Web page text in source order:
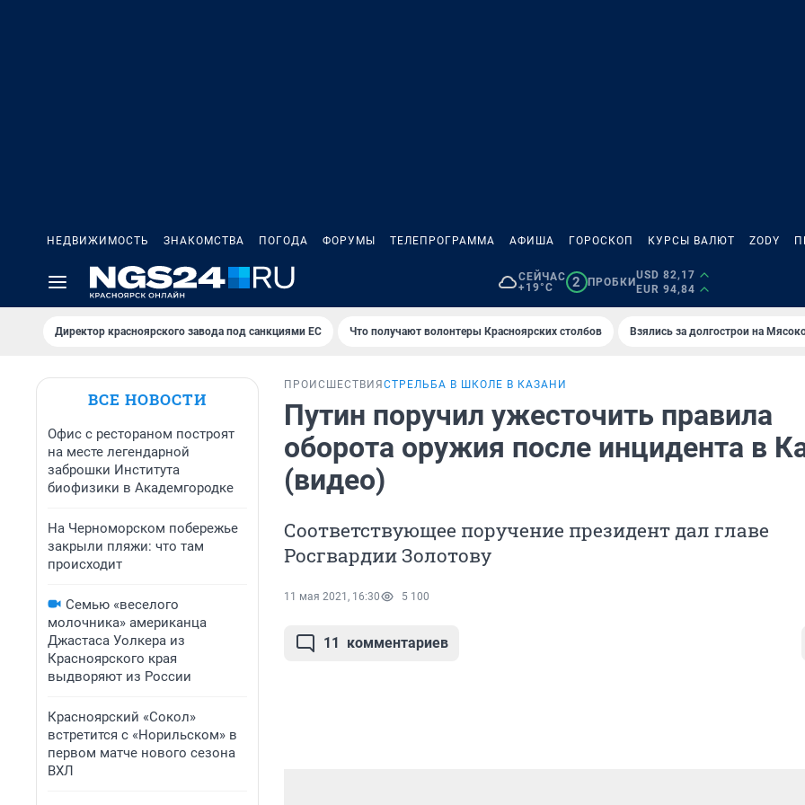
НЕДВИЖИМОСТЬ ЗНАКОМСТВА ПОГОДА ФОРУМЫ ТЕЛЕПРОГРАММА АФИША ГОРОСКОП КУРСЫ ВАЛЮТ ZODY
СЕЙЧАС
+19°C
2 ПРОБКИ
USD 82,17
EUR 94,84
Директор красноярского завода под санкциями ЕС Что получают волонтеры Красноярских столбов Взялись за долгострои на
ВСЕ НОВОСТИ
Офис с рестораном построят
на месте легендарной
заброшки Института
биофизики в Академгородке
На Черноморском побережье
закрыли пляжи: что там
происходит
Семью «веселого
молочника» американца
Джастаса Уолкера из
Красноярского края
выдворяют из России
Красноярский «Сокол»
встретится с «Норильском» в
первом матче нового сезона
ВХЛ
ПРОИСШЕСТВИЯ СТРЕЛЬБА В ШКОЛЕ В КАЗАНИ
Путин поручил ужесточить правила
оборота оружия после инцидента в
(видео)
Соответствующее поручение президент дал главе
Росгвардии Золотову
11 мая 2021, 16:30 5 100
11 комментариев